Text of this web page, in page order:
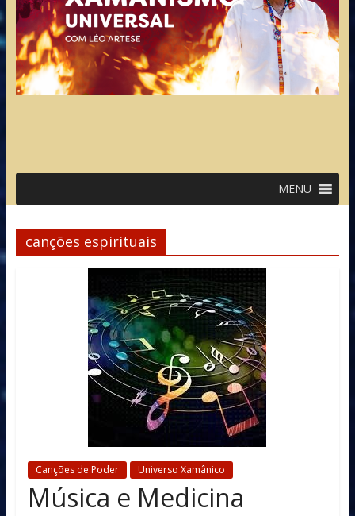
MENU
canções espirituais
Canções de Poder Universo Xamânico
Música e Medicina